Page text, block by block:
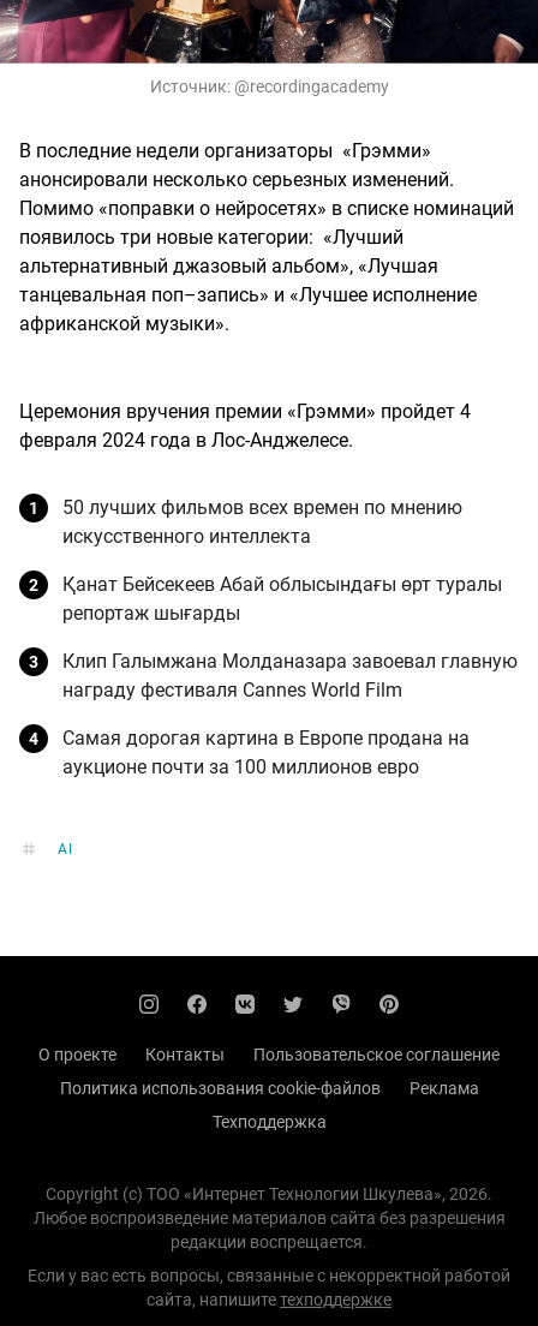
Источник: @recordingacademy
В последние недели организаторы «Грэмми»
анонсировали несколько серьезных изменений.
Помимо «поправки о нейросетях» в списке номинаций
появилось три новые категории: «Лучший
альтернативный джазовый альбом», «Лучшая
танцевальная поп–запись» и «Лучшее исполнение
африканской музыки».
Церемония вручения премии «Грэмми» пройдет 4
февраля 2024 года в Лос-Анджелесе.
50 лучших фильмов всех времен по мнению
искусственного интеллекта
Қанат Бейсекеев Абай облысындағы өрт туралы
репортаж шығарды
Клип Галымжана Молданазара завоевал главную
награду фестиваля Cannes World Film
Самая дорогая картина в Европе продана на
аукционе почти за 100 миллионов евро
AI
О проекте Контакты
Пользовательское соглашение
Политика использования cookie-файлов
Реклама
Техподдержка
Copyright (с) TOO «Интернет Технологии Шкулева», 2026.
Любое воспроизведение материалов сайта без разрешения
редакции воспрещается.
Если у вас есть вопросы, связанные с некорректной работой
сайта, напишитетехподдержке